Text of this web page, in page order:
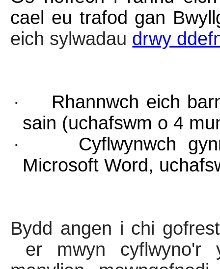
cael eu trafod gan
eich sylwadau drwy
·
Rhannwch eich
sain (uchafswm o 4
·
Cyflwynwch
Microsoft Word,
Bydd angen i chi
er mwyn cyflwyno'r